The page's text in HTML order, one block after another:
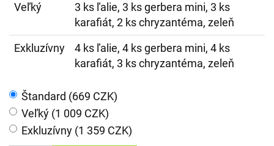
Veľký
3 ks ľalie, 3 ks gerbera mini, 3 ks
karafiát, 2 ks chryzantéma, zeleň
Exkluzívny
4 ks ľalie, 4 ks gerbera mini, 4 ks
karafiát, 3 ks chryzantéma, zeleň
Štandard (669 CZK)
Veľký (1 009 CZK)
Exkluzívny (1 359 CZK)